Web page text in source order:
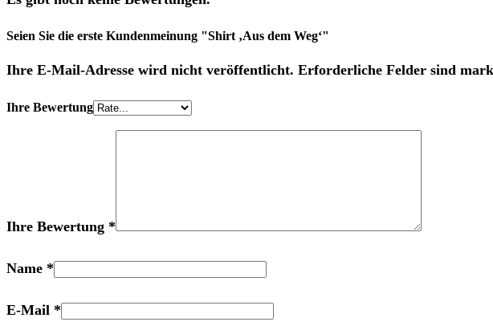
Seien Sie die erste Kundenmeinung "Shirt ‚Aus dem Weg‘"
Ihre E-Mail-Adresse wird nicht veröffentlicht. Erforderliche Felder sind
Ihre Bewertung
Ihre Bewertung *
Name *
E-Mail *